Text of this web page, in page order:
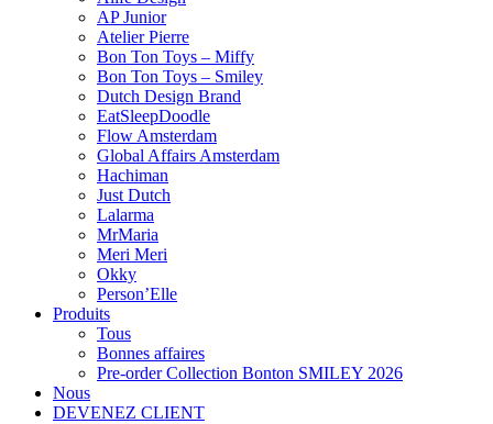
AP Junior
Atelier Pierre
Bon Ton Toys – Miffy
Bon Ton Toys – Smiley
Dutch Design Brand
EatSleepDoodle
Flow Amsterdam
Global Affairs Amsterdam
Hachiman
Just Dutch
Lalarma
MrMaria
Meri Meri
Okky
Person’Elle
Produits
Tous
Bonnes affaires
Pre-order Collection Bonton SMILEY 2026
Nous
DEVENEZ CLIENT